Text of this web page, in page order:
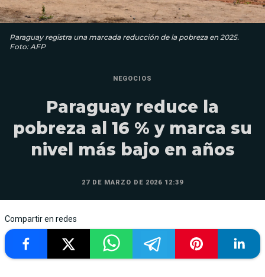
Paraguay registra una marcada reducción de la pobreza en 2025.
Foto: AFP
NEGOCIOS
Paraguay reduce la
pobreza al 16 % y marca su
nivel más bajo en años
27 DE MARZO DE 2026 12:39
Compartir en redes